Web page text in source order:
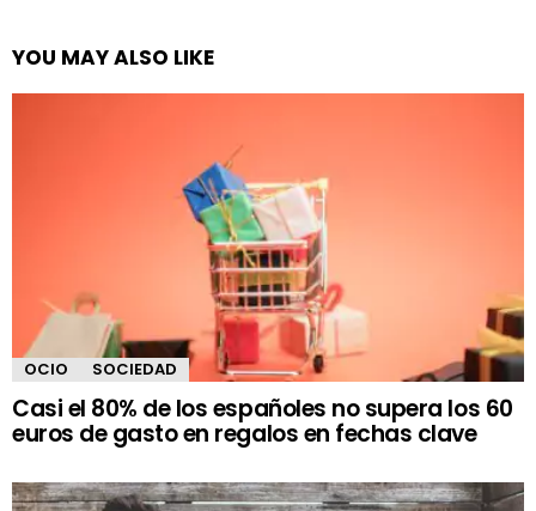
YOU MAY ALSO LIKE
OCIO SOCIEDAD
Casi el 80% de los españoles no supera los 60
euros de gasto en regalos en fechas clave